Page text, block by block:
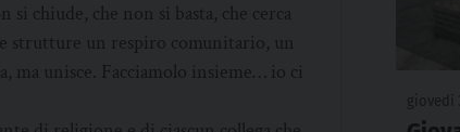
si chiude, che non si basta, che cerca
strutture un respiro comunitario, un
ma unisce. Facciamolo insieme… io ci